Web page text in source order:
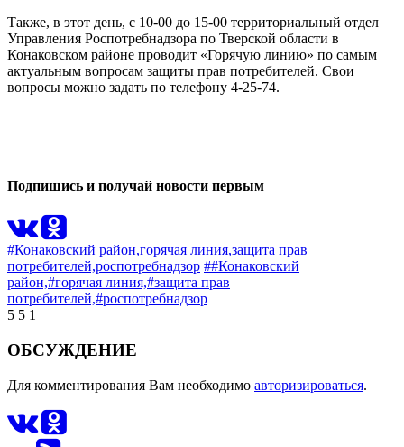
Также, в этот день, с 10-00 до 15-00 территориальный отдел
Управления Роспотребнадзора по Тверской области в
Конаковском районе проводит «Горячую линию» по самым
актуальным вопросам защиты прав потребителей. Свои
вопросы можно задать по телефону 4-25-74.
Подпишись и получай новости первым
#Конаковский район,горячая линия,защита прав
потребителей,роспотребнадзор ##Конаковский
район,#горячая линия,#защита прав
потребителей,#роспотребнадзор
5 5 1
ОБСУЖДЕНИЕ
Для комментирования Вам необходимо авторизироваться.